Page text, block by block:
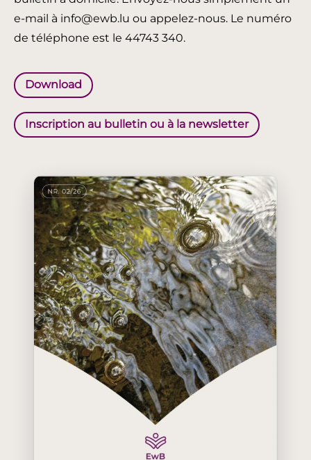
e-mail à info@ewb.lu ou appelez-nous. Le numéro
de téléphone est le 44743 340.
Download
Inscription au bulletin ou à la newsletter